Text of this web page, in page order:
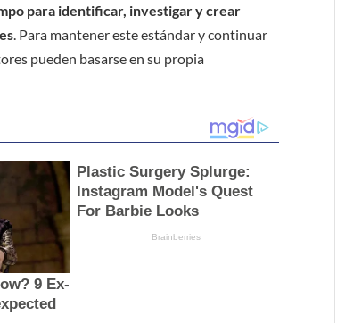
para identificar, investigar y crear
. Para mantener este estándar y continuar
pueden basarse en su propia